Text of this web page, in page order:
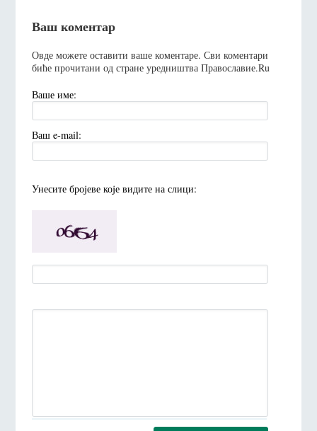
Ваш коментар
Овде можете оставити ваше коментаре. Сви коментари
биће прочитани од стране уредништва Православие.Ru
Ваше име:
Ваш e-mail:
Унесите броjеве коjе видите на слици: